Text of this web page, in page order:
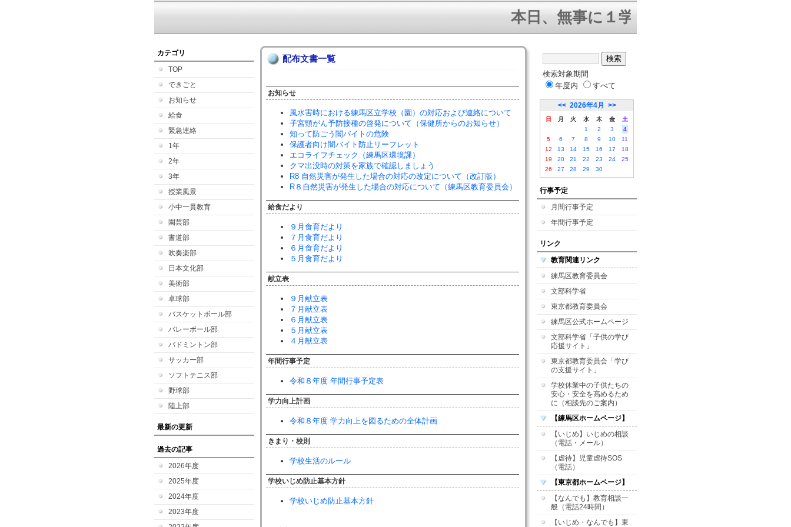
本日、無事に１学期終業式を迎えるこ
カテゴリ
TOP
できごと
お知らせ
給食
緊急連絡
1年
2年
3年
授業風景
小中一貫教育
園芸部
書道部
吹奏楽部
日本文化部
美術部
卓球部
バスケットボール部
バレーボール部
バドミントン部
サッカー部
ソフトテニス部
野球部
陸上部
最新の更新
過去の記事
2026年度
2025年度
2024年度
2023年度
配布文書一覧
お知らせ
風水害時における練馬区立学校（園）の対応および連絡について
子宮頸がん予防接種の啓発について（保健所からのお知らせ）
知って防ごう闇バイトの危険
保護者向け闇バイト防止リーフレット
エコライフチェック（練馬区環境課）
クマ出没時の対策を家族で確認しましょう
R8 自然災害が発生した場合の対応の改定について（改訂版）
R８自然災害が発生した場合の対応について（練馬区教育委員会）
給食だより
９月食育だより
７月食育だより
６月食育だより
５月食育だより
献立表
９月献立表
７月献立表
６月献立表
５月献立表
４月献立表
年間行事予定
令和８年度 年間行事予定表
学力向上計画
令和８年度 学力向上を図るための全体計画
きまり・校則
学校生活のルール
学校いじめ防止基本方針
学校いじめ防止基本方針
検索対象期間
年度内
すべて
<< 2026年4月 >>
日 月 火 水 木 金
土
1
2 3
4
5
6 7 8 9 10
11
12
13 14 15 16 17
18
19
20 21 22 23 24
25
26
27 28 29 30
行事予定
月間行事予定
年間行事予定
リンク
教育関連リンク
練馬区教育委員会
文部科学省
東京都教育委員会
練馬区公式ホームページ
文部科学省「子供の学び
応援サイト」
東京都教育委員会「学び
の支援サイト」
学校休業中の子供たちの
安心・安全を高めるため
に（相談先のご案内）
【練馬区ホームページ】
【いじめ】いじめの相談
（電話・メール）
【虐待】児童虐待SOS
（電話）
【東京都ホームページ】
【なんでも】教育相談一
般（電話24時間）
【いじめ・なんでも】東